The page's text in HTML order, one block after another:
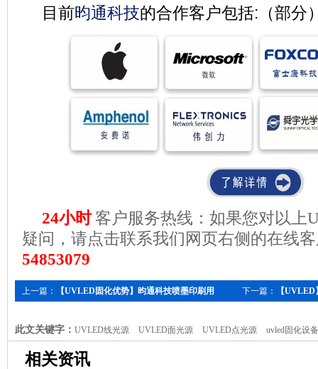
目前昀通科技的合作客户包括: （部分
24小时客户服务热线：如果您对以上
疑问，请点击联系我们网页右侧的在线
54853079
下一篇： 【
上一篇： 【UVLED固化优势】昀通科技喷墨印刷用
此文关键字： UVLED线光源 UVLED面光源 UVLED点光源 uvled固化设备
相关资讯